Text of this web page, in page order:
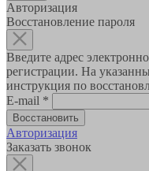
Авторизация
Восстановление пароля
Введите адрес
регистрации. На
инструкция по
E-mail *
Авторизация
Заказать звонок